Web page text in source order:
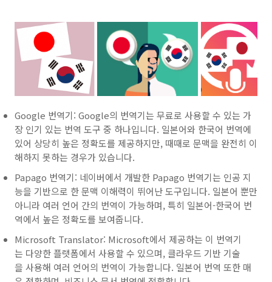
Google 번역기: Google의 번역기는 무료로 사용할 수 있는 가
장 인기 있는 번역 도구 중 하나입니다. 일본어와 한국어 번역에
있어 상당히 높은 정확도를 제공하지만, 때때로 문맥을 완전히 이
해하지 못하는 경우가 있습니다.
Papago 번역기: 네이버에서 개발한 Papago 번역기는 인공 지
능을 기반으로 한 문맥 이해력이 뛰어난 도구입니다. 일본어 뿐만
아니라 여러 언어 간의 번역이 가능하며, 특히 일본어-한국어 번
역에서 높은 정확도를 보여줍니다.
Microsoft Translator: Microsoft에서 제공하는 이 번역기
는 다양한 플랫폼에서 사용할 수 있으며, 클라우드 기반 기술
을 사용해 여러 언어의 번역이 가능합니다. 일본어 번역 또한 매